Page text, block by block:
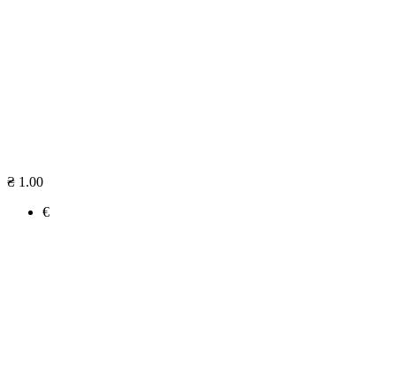
₴ 1.00
€